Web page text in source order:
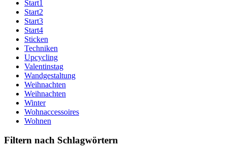
Start1
Start2
Start3
Start4
Sticken
Techniken
Upcycling
Valentinstag
Wandgestaltung
Weihnachten
Weihnachten
Winter
Wohnaccessoires
Wohnen
Filtern nach Schlagwörtern